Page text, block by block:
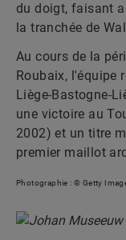
du doigt, faisant
la tranchée de
Au cours de la
Roubaix, l'équipe
Liège-Bastogne-
une victoire au
2002) et un titre
premier maillot
Photographie : © Getty